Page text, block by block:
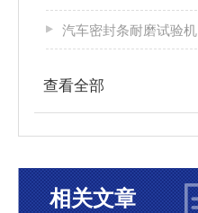
汽车密封条耐磨试验机
查看全部
相关文章